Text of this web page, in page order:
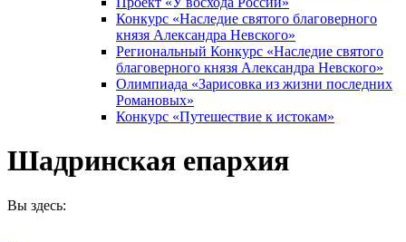
Конкурс «Наследие святого благоверного
князя Александра Невского»
Региональный Конкурс «Наследие святого
благоверного князя Александра Невского»
Олимпиада «Зарисовка из жизни последних
Романовых»
Конкурс «Путешествие к истокам»
Шадринская епархия
Вы здесь: